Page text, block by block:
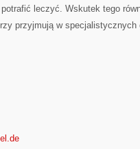
potrafić leczyć. Wskutek tego
przyjmują w